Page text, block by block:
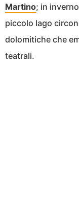
Martino; in
piccolo lago
dolomitiche che
teatrali.